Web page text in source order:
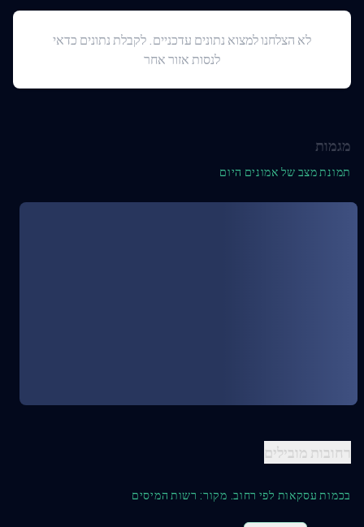
לא הצלחנו למצוא נתונים עדכניים. לקבלת נתונים כדאי
לנסות אזור אחר
מגמות
תמונת מצב של אמונים היום
רחובות מובילים
בכמות עסקאות לפי רחוב. מקור: רשות המיסים